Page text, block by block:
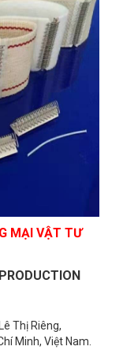
MẠI VẬT TƯ
Thị Riêng,
Minh, Việt Nam.